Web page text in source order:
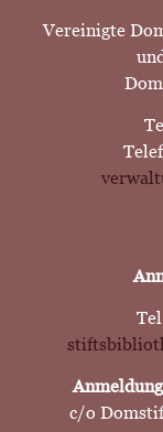
Vereinigte
c/o